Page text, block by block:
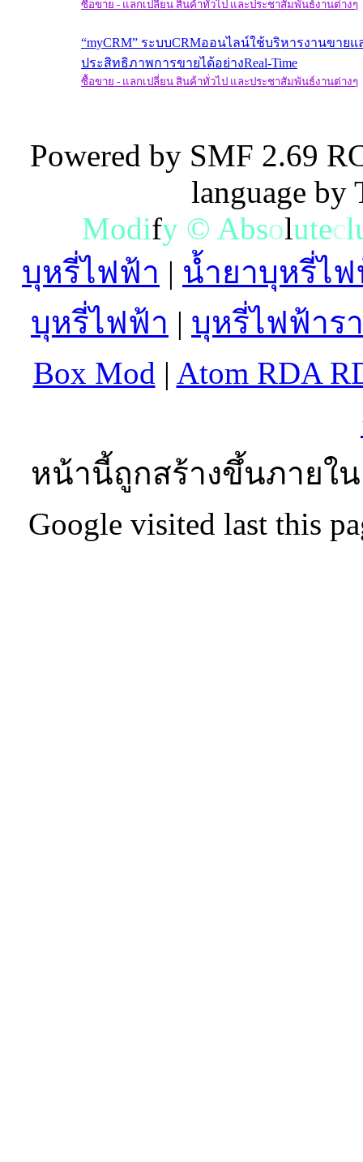
ซื้อขาย - แลกเปลี่ยน สินค้าทั่วไป และประชาสัมพันธ์งานต่างๆ
“myCRM” ระบบCRMออนไลน์ใช้บริหารงานขายแ
ประสิทธิภาพการขายได้อย่างReal-Time
ซื้อขาย - แลกเปลี่ยน สินค้าทั่วไป และประชาสัมพันธ์งานต่างๆ
Powered by SMF 2.69
language
Modify © Absolutecl
บุหรี่ไฟฟ้า | น้ำยาบุหรี่ไ
บุหรี่ไฟฟ้า | บุหรี่ไฟฟ้าร
Box Mod | Atom RDA
หน้านี้ถูกสร้างขึ้นภายใน
Google visited last this